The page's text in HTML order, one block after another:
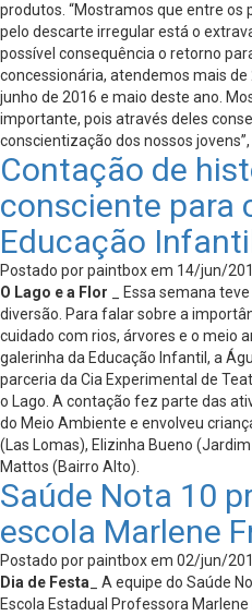
produtos. “Mostramos que entre os
pelo descarte irregular está o
possível consequência o retorno
concessionária, atendemos mais
junho de 2016 e maio deste ano.
importante, pois através deles
conscientização dos nossos jovens”,
Contação de
consciente para
Educação
Postado por paintbox em 14/jun/
O Lago e a Flor _ Essa semana
diversão. Para falar sobre a
cuidado com rios, árvores e o meio
galerinha da Educação Infantil, a
parceria da Cia Experimental de
o Lago. A contação fez parte das
do Meio Ambiente e envolveu
(Las Lomas), Elizinha Bueno
Mattos (Bairro Alto).
Saúde Nota 10
escola Marlene
Postado por paintbox em 02/jun/
Dia de Festa _ A equipe do Saúde
Escola Estadual Professora